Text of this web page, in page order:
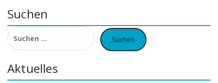
Suchen
Suchen
nach:
Aktuelles